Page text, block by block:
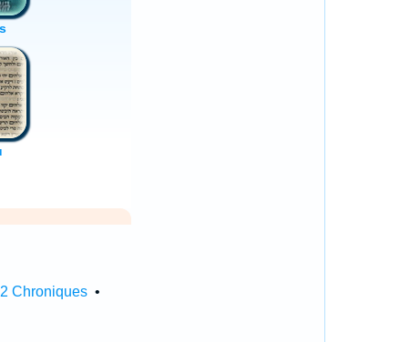
2 Chroniques •